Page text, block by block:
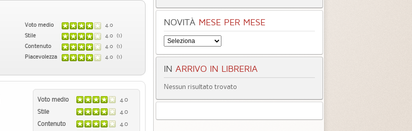
Voto medio
4.0
Stile
4.0 (1)
Contenuto
4.0 (1)
Piacevolezza
4.0 (1)
Voto medio
4.0
Stile
4.0
Contenuto
4.0
NOVITÀ MESE PER MESE
IN ARRIVO IN LIBRERIA
Nessun risultato trovato